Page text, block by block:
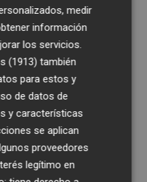
de
tu correo
medir
información
los servicios.
(1913) también
para estos y
de datos de
y características
se aplican
proveedores
legítimo en